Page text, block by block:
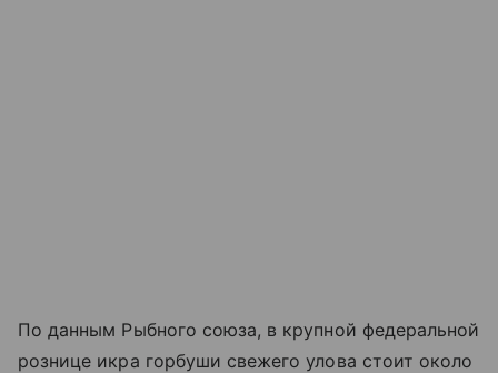
По данным Рыбного союза, в крупной федеральной
рознице икра горбуши свежего улова стоит около